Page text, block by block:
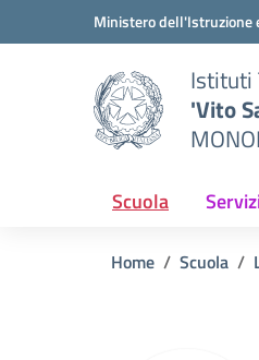
Vai ai contenuti
Vai al menu di navigazione
Ministero dell'Istruzione
Istituti
'Vito
Scuola
Home Scuola